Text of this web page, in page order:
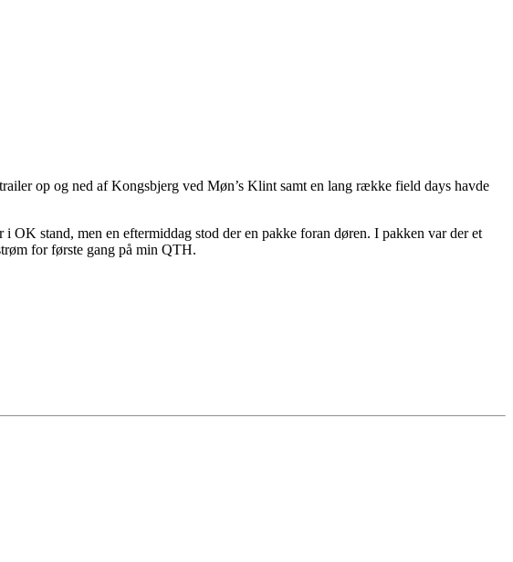
op og ned af Kongsbjerg ved Møn’s Klint samt en lang række field days havde
stand, men en eftermiddag stod der en pakke foran døren. I pakken var der et
for første gang på min QTH.